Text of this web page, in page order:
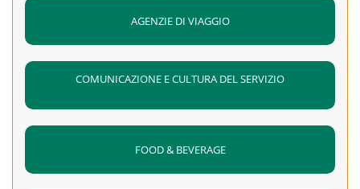
AGENZIE DI VIAGGIO
COMUNICAZIONE E CULTURA DEL SERVIZIO
FOOD & BEVERAGE